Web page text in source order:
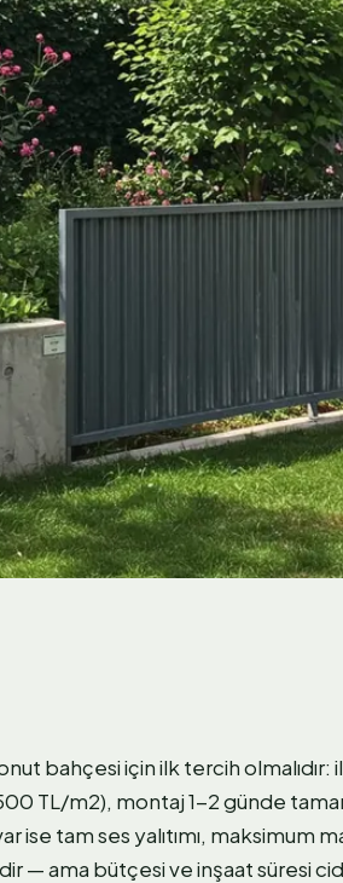
bahçesi için ilk tercih
TL/m2), montaj 1-2 günde
ise tam ses yalıtımı, maksimum
— ama bütçesi ve inşaat süresi